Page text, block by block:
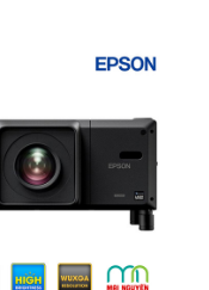
Wishlist